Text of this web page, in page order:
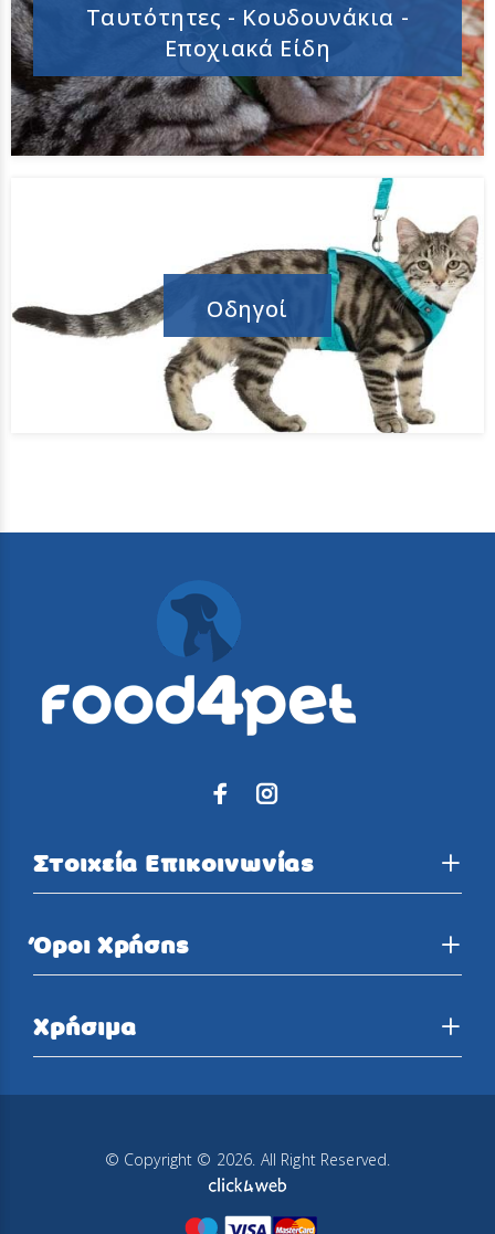
Ταυτότητες - Κουδουνάκια -
Εποχιακά Είδη
Οδηγοί
Στοιχεία Επικοινωνίας
Όροι Χρήσης
Χρήσιμα
© Copyright © 2026. All Right Reserved.